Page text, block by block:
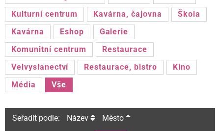
Kulturní centrum
Kavárna, čajovna
Škola
Kavárna
Eshop
Galerie
Komunitní centrum
Restaurace
Velvyslanectví
Restaurace, bistro
Kino
Média
Vše
Seřadit podle: Název Město